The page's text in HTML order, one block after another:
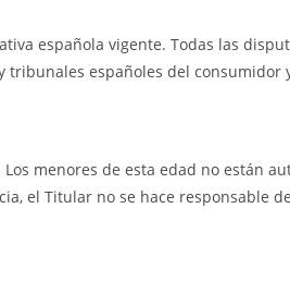
española vigente. Todas las
tribunales españoles del consumidor
menores de esta edad no están
el Titular no se hace